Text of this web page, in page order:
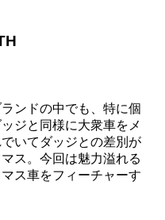
ンドの中でも、特に個
ジと同様に大衆車をメ
いてダッジとの差別が
ス。今回は魅力溢れる
ス車をフィーチャーす